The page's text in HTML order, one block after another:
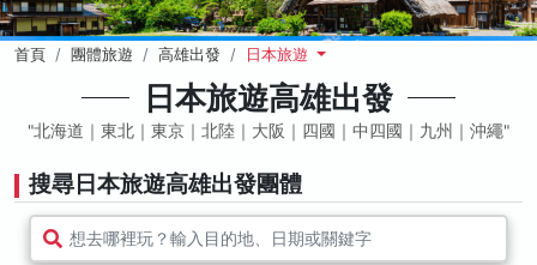
首頁 團體旅遊 高雄出發 日本旅遊
日本旅遊高雄出發
北海道｜東北｜東京｜北陸｜大阪｜四國｜中四國｜九州｜沖繩
搜尋日本旅遊高雄出發團體
想去哪裡玩？輸入目的地、日期或關鍵字